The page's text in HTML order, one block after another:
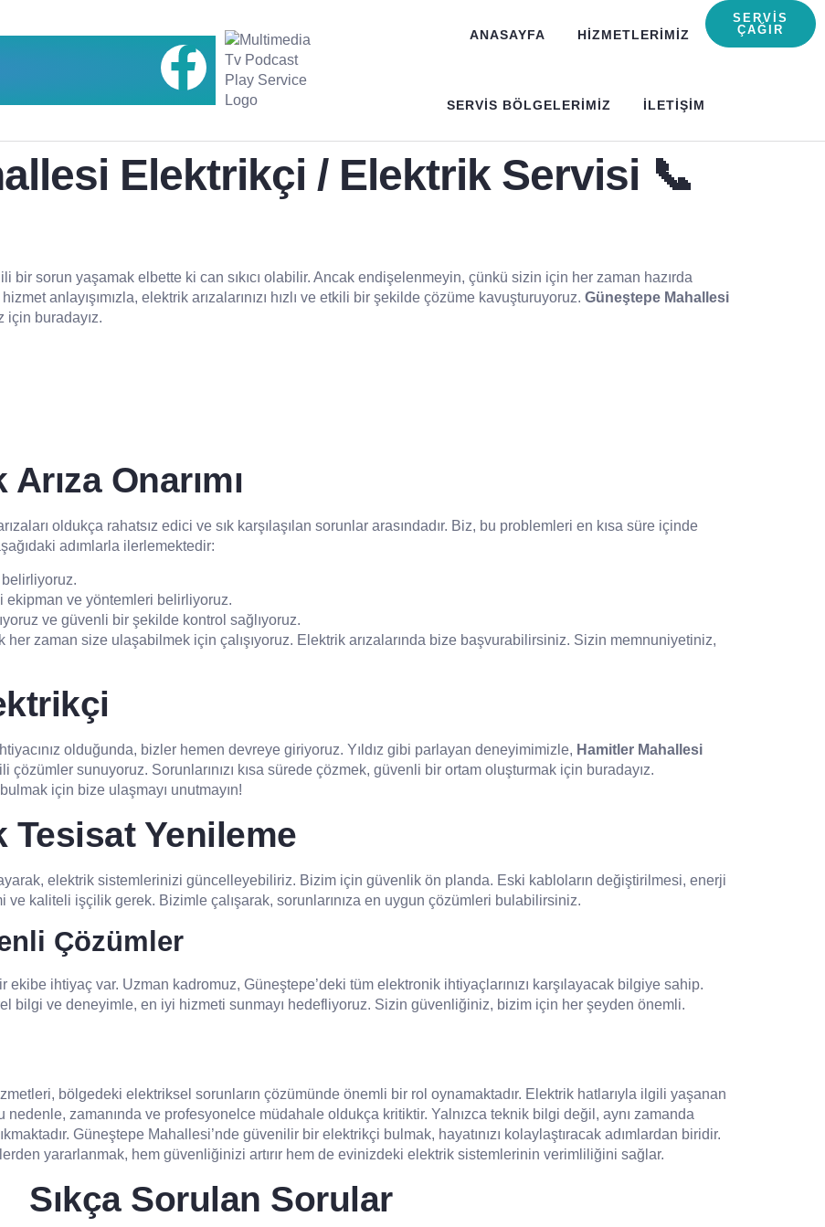
ANASAYFA HIZMETLERIMIZ
SERVIS BÖLGELERIMIZ ILETIŞIM
SERVIS
ÇAĞIR
Elektrikçi / Elektrik Servisi 📞
bir sorun yaşamak elbette ki can sıkıcı olabilir. Ancak endişelenmeyin, çünkü sizin için her zaman hazırda
anlayışımızla, elektrik arızalarınızı hızlı ve etkili bir şekilde çözüme kavuşturuyoruz. Güneştepe Mahallesi
buradayız.
Onarımı
oldukça rahatsız edici ve sık karşılaşılan sorunlar arasındadır. Biz, bu problemleri en kısa süre içinde
adımlarla ilerlemektedir:
belirliyoruz.
ekipman ve yöntemleri belirliyoruz.
ve güvenli bir şekilde kontrol sağlıyoruz.
her zaman size ulaşabilmek için çalışıyoruz. Elektrik arızalarında bize başvurabilirsiniz. Sizin memnuniyetiniz,
olduğunda, bizler hemen devreye giriyoruz. Yıldız gibi parlayan deneyimimizle, Hamitler Mahallesi
çözümler sunuyoruz. Sorunlarınızı kısa sürede çözmek, güvenli bir ortam oluşturmak için buradayız.
için bize ulaşmayı unutmayın!
Yenileme
elektrik sistemlerinizi güncelleyebiliriz. Bizim için güvenlik ön planda. Eski kabloların değiştirilmesi, enerji
ve kaliteli işçilik gerek. Bizimle çalışarak, sorunlarınıza en uygun çözümleri bulabilirsiniz.
Çözümler
ekibe ihtiyaç var. Uzman kadromuz, Güneştepe’deki tüm elektronik ihtiyaçlarınızı karşılayacak bilgiye sahip.
bilgi ve deneyimle, en iyi hizmeti sunmayı hedefliyoruz. Sizin güvenliğiniz, bizim için her şeyden önemli.
bölgedeki elektriksel sorunların çözümünde önemli bir rol oynamaktadır. Elektrik hatlarıyla ilgili yaşanan
nedenle, zamanında ve profesyonelce müdahale oldukça kritiktir. Yalnızca teknik bilgi değil, aynı zamanda
Güneştepe Mahallesi’nde güvenilir bir elektrikçi bulmak, hayatınızı kolaylaştıracak adımlardan biridir.
yararlanmak, hem güvenliğinizi artırır hem de evinizdeki elektrik sistemlerinin verimliliğini sağlar.
Sıkça Sorulan Sorular